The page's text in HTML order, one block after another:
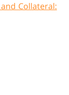
Collateral: